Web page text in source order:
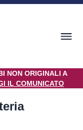
NON ORIGINALI A
IL COMUNICATO